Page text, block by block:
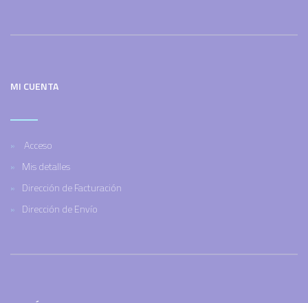
MI CUENTA
Acceso
Mis detalles
Dirección de Facturación
Dirección de Envío